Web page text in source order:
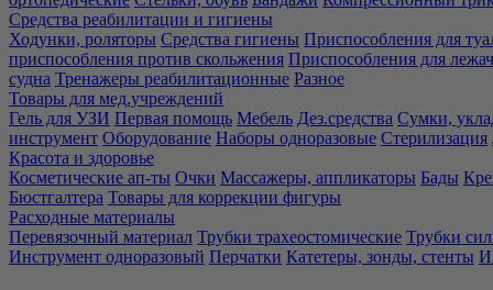
Средства реабилитации и гигиены
Ходунки, роляторы Средства гигиены Приспособления для
приспособления против скольжения Приспособления для
судна Тренажеры реабилитационные Разное
Товары для мед.учреждений
Гель для УЗИ Первая помощь Мебель Дез.средства Сумки,
инструмент Оборудование Наборы одноразовые Стерилизация
Красота и здоровье
Косметические ап-ты Очки Массажеры, аппликаторы Бады
Бюстгалтера Товары для коррекции фигуры
Расходные материалы
Перевязочный материал Трубки трахеостомические Трубки
Инструмент одноразовый Перчатки Катетеры, зонды, стенты